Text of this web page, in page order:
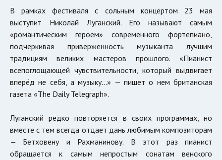
В рамках фестиваля с сольным концертом 23 мая
выступит Николай Луганский. Его называют самым
«романтическим героем» современного фортепиано,
подчеркивая приверженность музыканта лучшим
традициям великих мастеров прошлого. «Пианист
всепоглощающей чувствительности, который выдвигает
вперёд не себя, а музыку…» — пишет о нем британская
газета «The Daily Telegraph».
Луганский редко повторяется в своих программах, но
вместе с тем всегда отдает дань любимым композиторам
— Бетховену и Рахманинову. В этот раз пианист
обращается к самым непростым сонатам венского